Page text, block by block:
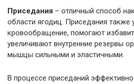
Приседания – отличный способ
области ягодиц. Приседания также
кровообращение, помогают
увеличивают внутренние резервы
мышцы сильными и эластичными.
В процессе приседаний